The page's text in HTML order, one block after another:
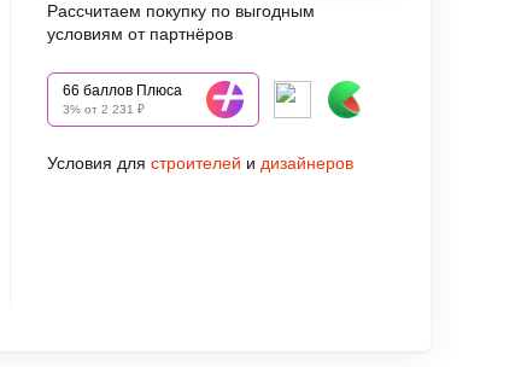
Рассчитаем покупку по выгодным
условиям от партнёров
66 баллов Плюса
3% от 2 231 ₽
Условия для строителей и дизайнеров